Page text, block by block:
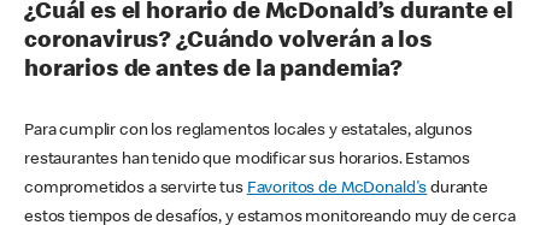
¿Cuál es el horario de McDonald’s durante el
coronavirus? ¿Cuándo volverán a los
horarios de antes de la pandemia?
Para cumplir con los reglamentos locales y estatales, algunos
restaurantes han tenido que modificar sus horarios. Estamos
comprometidos a servirte tus Favoritos de McDonald's durante
estos tiempos de desafíos, y estamos monitoreando muy de cerca